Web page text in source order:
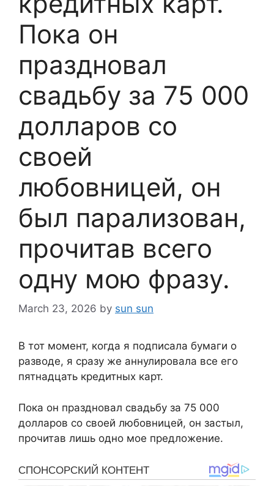
Пока он
праздновал
свадьбу за 75 000
долларов со
своей
любовницей, он
был парализован,
прочитав всего
одну мою фразу.
March 23, 2026 by sun sun
В тот момент, когда я подписала бумаги о
разводе, я сразу же аннулировала все его
пятнадцать кредитных карт.
Пока он праздновал свадьбу за 75 000
долларов со своей любовницей, он застыл,
прочитав лишь одно мое предложение.